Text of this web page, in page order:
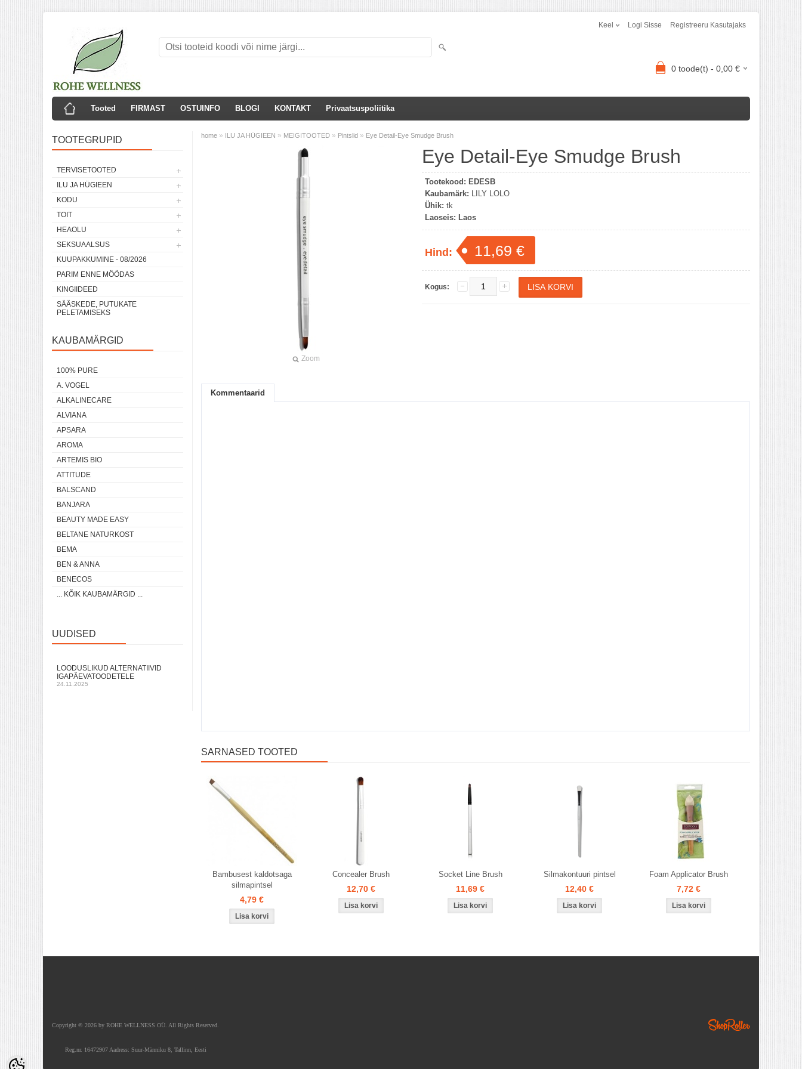
Keel Logi Sisse Registreeru Kasutajaks
0 toode(t) - 0,00 €
Tooted FIRMAST OSTUINFO BLOGI KONTAKT Privaatsuspoliitika
TOOTEGRUPID
TERVISETOOTED
ILU JA HÜGIEEN
KODU
TOIT
HEAOLU
SEKSUAALSUS
KUUPAKKUMINE - 08/2026
PARIM ENNE MÖÖDAS
KINGIIDEED
SÄÄSKEDE, PUTUKATE
PELETAMISEKS
KAUBAMÄRGID
100% PURE
A. VOGEL
ALKALINECARE
ALVIANA
APSARA
AROMA
ARTEMIS BIO
ATTITUDE
BALSCAND
BANJARA
BEAUTY MADE EASY
BELTANE NATURKOST
BEMA
BEN & ANNA
BENECOS
... KÕIK KAUBAMÄRGID ...
UUDISED
LOODUSLIKUD ALTERNATIIVID
IGAPÄEVATOODETELE
24.11.2025
home » ILU JA HÜGIEEN » MEIGITOOTED » Pintslid » Eye Detail-Eye Smudge Brush
Zoom
Eye Detail-Eye Smudge Brush
Tootekood: EDESB
Kaubamärk: LILY LOLO
Ühik: tk
Laoseis: Laos
Hind: 11,69 €
Kogus:
Kommentaarid
SARNASED TOOTED
Bambusest kaldotsaga
silmapintsel
4,79 €
Concealer Brush
12,70 €
Socket Line Brush
11,69 €
Silmakontuuri pintsel
12,40 €
Foam Applicator Brush
7,72 €
Copyright © 2026 by ROHE WELLNESS OÜ. All Rights Reserved.
Reg.nr. 16472907 Aadress: Suur-Männiku 8, Tallinn, Eesti